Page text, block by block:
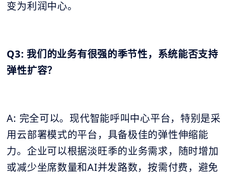
变为利润中心。
Q3: 我们的业务有很强的季节性，系统能否支持
弹性扩容？
A: 完全可以。现代智能呼叫中心平台，特别是采
用云部署模式的平台，具备极佳的弹性伸缩能
力。企业可以根据淡旺季的业务需求，随时增加
或减少坐席数量和AI并发路数，按需付费，避免